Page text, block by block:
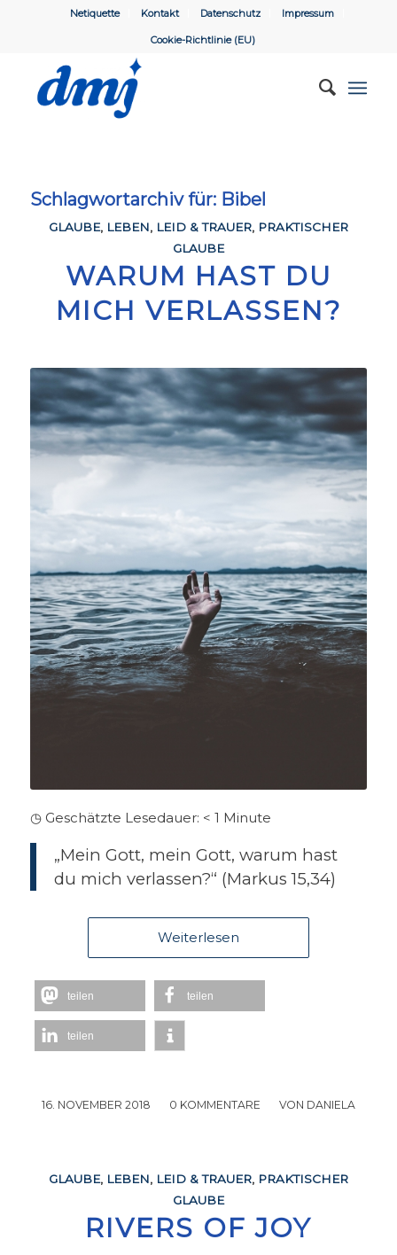
Netiquette Kontakt Datenschutz Impressum
Cookie-Richtlinie (EU)
Schlagwortarchiv für: Bibel
GLAUBE, LEBEN, LEID & TRAUER, PRAKTISCHER
GLAUBE
WARUM HAST DU
MICH VERLASSEN?
◷ Geschätzte Lesedauer: < 1 Minute
„Mein Gott, mein Gott, warum hast
du mich verlassen?“ (Markus 15,34)
Weiterlesen
teilen teilen
teilen
16. NOVEMBER 2018
/ 0 KOMMENTARE
/ VON DANIELA
GLAUBE, LEBEN, LEID & TRAUER, PRAKTISCHER
GLAUBE
RIVERS OF JOY